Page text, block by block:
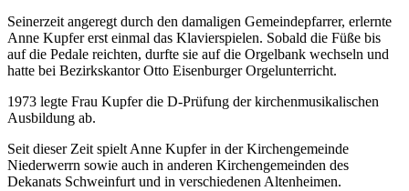
Seinerzeit angeregt durch den damaligen Gemeindepfarrer, erlernte
Anne Kupfer erst einmal das Klavierspielen. Sobald die Füße bis
auf die Pedale reichten, durfte sie auf die Orgelbank wechseln und
hatte bei Bezirkskantor Otto Eisenburger Orgelunterricht.
1973 legte Frau Kupfer die D-Prüfung der kirchenmusikalischen
Ausbildung ab.
Seit dieser Zeit spielt Anne Kupfer in der Kirchengemeinde
Niederwerrn sowie auch in anderen Kirchengemeinden des
Dekanats Schweinfurt und in verschiedenen Altenheimen.